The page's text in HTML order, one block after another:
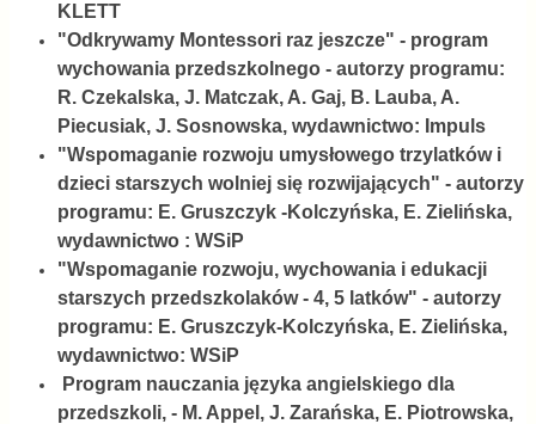
KLETT
"Odkrywamy Montessori raz jeszcze" - program
wychowania przedszkolnego - autorzy programu:
R. Czekalska, J. Matczak, A. Gaj, B. Lauba, A.
Piecusiak, J. Sosnowska, wydawnictwo: Impuls
"Wspomaganie rozwoju umysłowego trzylatków i
dzieci starszych wolniej się rozwijających" - autorzy
programu: E. Gruszczyk -Kolczyńska, E. Zielińska,
wydawnictwo : WSiP
"Wspomaganie rozwoju, wychowania i edukacji
starszych przedszkolaków - 4, 5 latków" - autorzy
programu: E. Gruszczyk-Kolczyńska, E. Zielińska,
wydawnictwo: WSiP
Program nauczania języka angielskiego dla
przedszkoli, - M. Appel, J. Zarańska, E. Piotrowska,